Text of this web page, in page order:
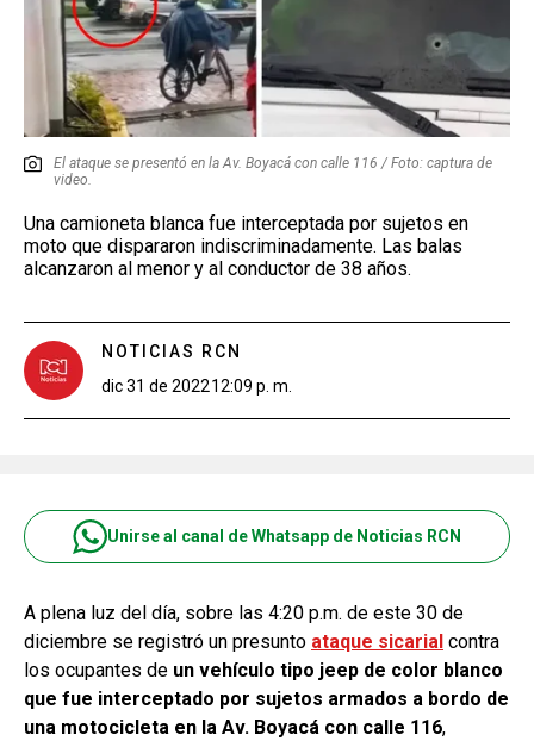
El ataque se presentó en la Av. Boyacá con calle 116 / Foto: captura de
video.
Una camioneta blanca fue interceptada por sujetos en
moto que dispararon indiscriminadamente. Las balas
alcanzaron al menor y al conductor de 38 años.
NOTICIAS RCN
dic 31 de 202212:09 p. m.
Unirse al canal de Whatsapp de Noticias RCN
A plena luz del día, sobre las 4:20 p.m. de este 30 de
diciembre se registró un presunto ataque sicarial contra
los ocupantes de un vehículo tipo jeep de color blanco
que fue interceptado por sujetos armados a bordo de
una motocicleta en la Av. Boyacá con calle 116,